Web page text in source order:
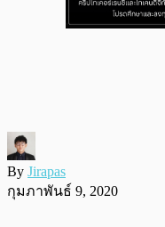
By Jirapas
กุมภาพันธ์ 9, 2020